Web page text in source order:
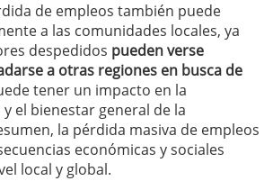
de empleos también puede
a las comunidades locales, ya
despedidos pueden verse
a otras regiones en busca de
tener un impacto en la
el bienestar general de la
la pérdida masiva de empleos
económicas y sociales
local y global.